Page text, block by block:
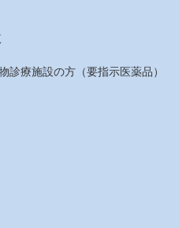
療施設の方（要指示医薬品）